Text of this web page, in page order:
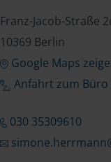
Franz-Jacob-Straße
10369 Berlin
Google Maps
Anfahrt zum Büro
030 35309610